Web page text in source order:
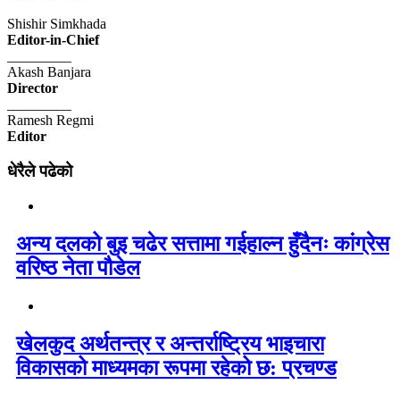
Shishir Simkhada
Editor-in-Chief
Akash Banjara
Director
Ramesh Regmi
Editor
धेरैले पढेको
अन्य दलको बुइ चढेर सत्तामा गईहाल्न हुँदैनः कांग्रेस
वरिष्ठ नेता पौडेल
खेलकुद अर्थतन्त्र र अन्तर्राष्ट्रिय भाइचारा
विकासको माध्यमका रूपमा रहेको छ: प्रचण्ड